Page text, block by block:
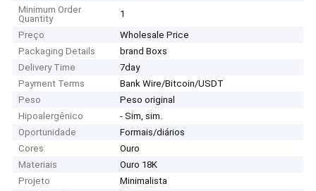
Minimum Order
Quantity
1
Preço
Wholesale Price
Packaging Details
brand Boxs
Delivery Time
7day
Payment Terms
Bank Wire/Bitcoin/USDT
Peso
Peso original
Hipoalergênico
- Sim, sim.
Oportunidade
Formais/diários
Cores
Ouro
Materiais
Ouro 18K
Projeto
Minimalista